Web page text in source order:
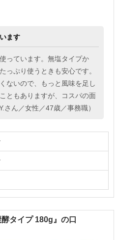
ます
っています。無塩タイプか
っぷり使うときも安心です。
ないので、もっと風味を足し
ともありますが、コスパの面
さん／女性／47歳／事務職）
タイプ 180g』の口